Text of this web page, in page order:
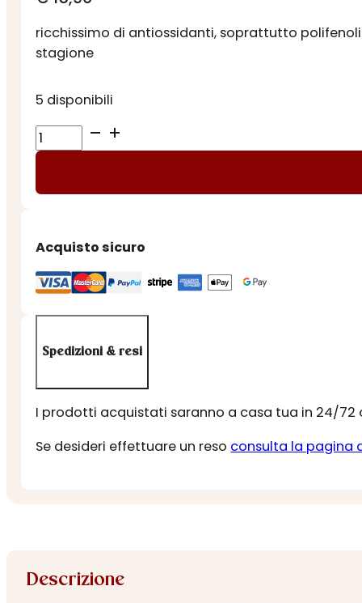
ricchissimo di antiossidanti, soprattutto
stagione
5 disponibili
MIELE
DI
BIO
Acquisto sicuro
Spedizioni & resi
I prodotti acquistati saranno a casa tua in 24/72
Se desideri effettuare un reso consulta la pagina
Descrizione